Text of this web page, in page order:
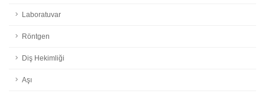
Laboratuvar
Röntgen
Diş Hekimliği
Aşı